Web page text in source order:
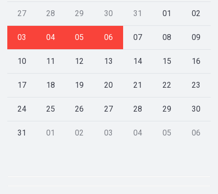
27 28 29 30 31 01 02
03 04 05 06 07 08 09
10 11 12 13 14 15 16
17 18 19 20 21 22 23
24 25 26 27 28 29 30
31 01 02 03 04 05 06